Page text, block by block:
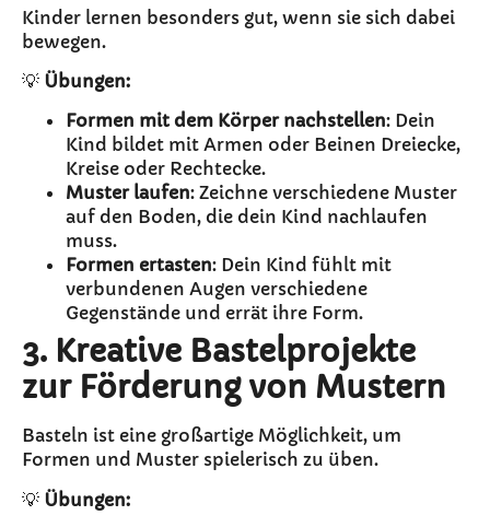
Kinder lernen besonders gut, wenn sie sich dabei
bewegen.
💡 Übungen:
Formen mit dem Körper nachstellen: Dein
Kind bildet mit Armen oder Beinen Dreiecke,
Kreise oder Rechtecke.
Muster laufen: Zeichne verschiedene Muster
auf den Boden, die dein Kind nachlaufen
muss.
Formen ertasten: Dein Kind fühlt mit
verbundenen Augen verschiedene
Gegenstände und errät ihre Form.
3. Kreative Bastelprojekte
zur Förderung von Mustern
Basteln ist eine großartige Möglichkeit, um
Formen und Muster spielerisch zu üben.
💡 Übungen: